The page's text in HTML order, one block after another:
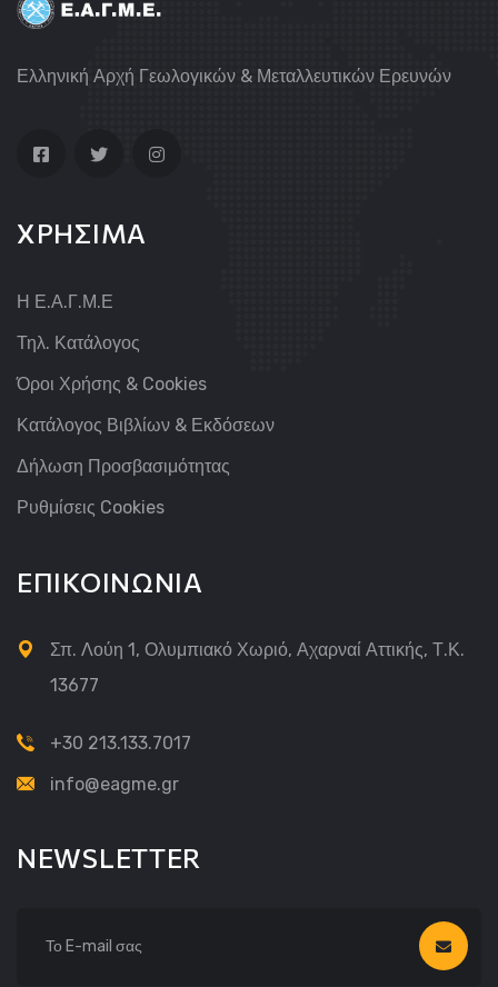
Ελληνική Αρχή Γεωλογικών & Μεταλλευτικών Ερευνών
ΧΡΗΣΙΜΑ
Η Ε.Α.Γ.Μ.Ε
Τηλ. Κατάλογος
Όροι Χρήσης & Cookies
Κατάλογος Βιβλίων & Εκδόσεων
Δήλωση Προσβασιμότητας
Ρυθμίσεις Cookies
ΕΠΙΚΟΙΝΩΝΙΑ
Σπ. Λούη 1, Ολυμπιακό Χωριό, Αχαρναί Αττικής, Τ.Κ.
13677
+30 213.133.7017
info@eagme.gr
NEWSLETTER